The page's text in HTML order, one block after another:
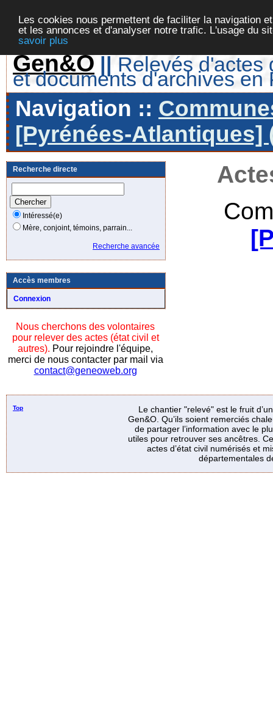
Les cookies nous permettent de faciliter la navigation
et les annonces et d'analyser notre trafic. L'usage du
savoir plus
Gen&O || Relevés d'actes
et documents d'archives en
Navigation ::
[Pyrénées-Atlantiques]
Recherche directe
Intéressé(e)
Mère, conjoint, témoins, parrain...
Recherche avancée
Accès membres
Connexion
Nous cherchons des volontaires
pour relever des actes (état civil et
autres). Pour rejoindre l'équipe,
merci de nous contacter par mail via
contact@geneoweb.org
Top
Le chantier "relevé" est le fruit
Gen&O. Qu’ils soient remerciés
de partager l’information avec le
utiles pour retrouver ses ancêtres.
actes d’état civil numérisés et
départementales